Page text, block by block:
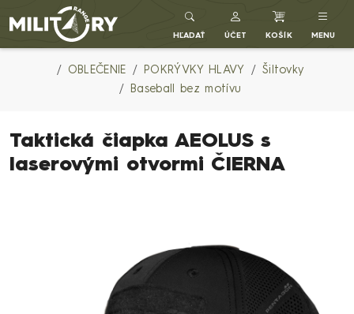
Army shop MILITARY RANGE SK
HĽADAŤ ÚČET KOŠÍK MENU
OBLEČENIE POKRÝVKY HLAVY
Šiltovky
Baseball bez motívu
Taktická čiapka AEOLUS s
laserovými otvormi ČIERNA